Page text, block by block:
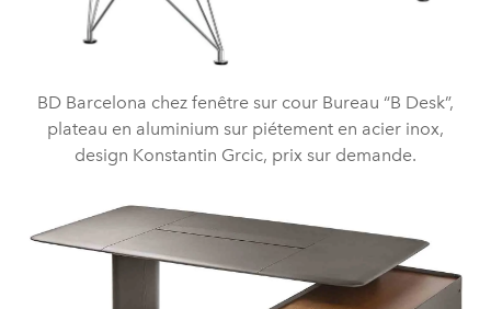
BD Barcelona chez fenêtre sur cour Bureau “B Desk”,
plateau en aluminium sur piétement en acier inox,
design Konstantin Grcic, prix sur demande.